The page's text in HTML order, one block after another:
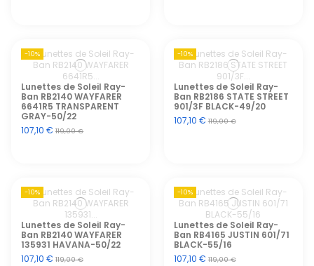
-10%
Lunettes de Soleil Ray-
Ban RB2140 WAYFARER
6641R5 TRANSPARENT
GRAY-50/22
107,10 €119,00 €
-10%
Lunettes de Soleil Ray-
Ban RB2186 STATE STREET
901/3F BLACK-49/20
107,10 €119,00 €
-10%
Lunettes de Soleil Ray-
Ban RB2140 WAYFARER
135931 HAVANA-50/22
107,10 €119,00 €
-10%
Lunettes de Soleil Ray-
Ban RB4165 JUSTIN 601/71
BLACK-55/16
107,10 €119,00 €